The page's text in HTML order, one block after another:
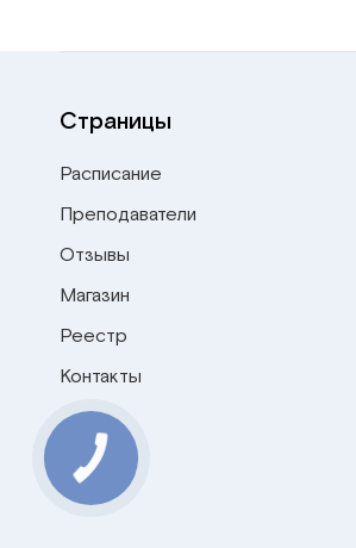
Страницы
Расписание
Преподаватели
Отзывы
Магазин
Реестр
Контакты